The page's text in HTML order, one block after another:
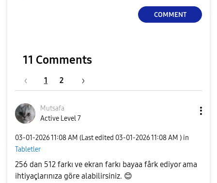
COMMENT
11 Comments
1 2
Mutsafa
Active Level 7
‎03-01-202611:08 AM (Last edited ‎03-01-202611:08 AM ) in
Tabletler
256 dan 512 farkı ve ekran farkı bayaa fârk ediyor ama
ihtiyaçlarınıza göre alabilirsiniz. 😊